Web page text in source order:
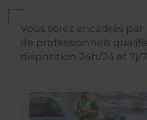
Vous serez encadrés
de professionnels
disposition 24h/24 et 7j/7